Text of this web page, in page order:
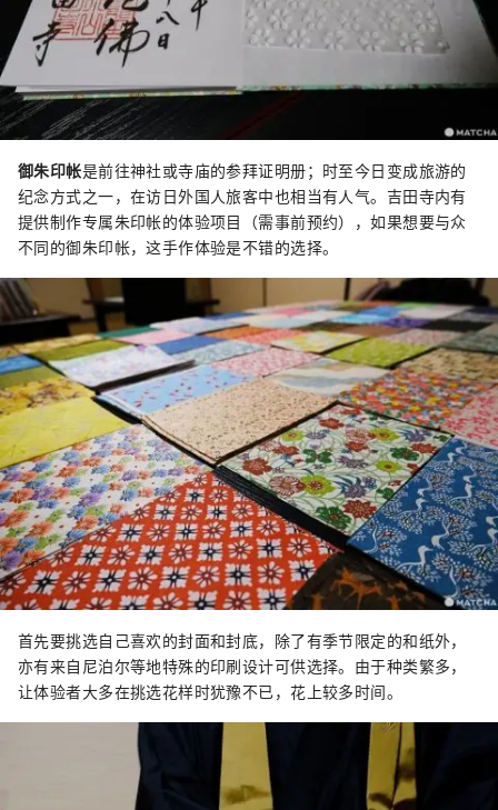
御朱印帐是前往神社或寺庙的参拜证明册；时至今日变成旅游的
纪念方式之一，在访日外国人旅客中也相当有人气。吉田寺内有
提供制作专属朱印帐的体验项目（需事前预约），如果想要与众
不同的御朱印帐，这手作体验是不错的选择。
首先要挑选自己喜欢的封面和封底，除了有季节限定的和纸外，
亦有来自尼泊尔等地特殊的印刷设计可供选择。由于种类繁多，
让体验者大多在挑选花样时犹豫不已，花上较多时间。